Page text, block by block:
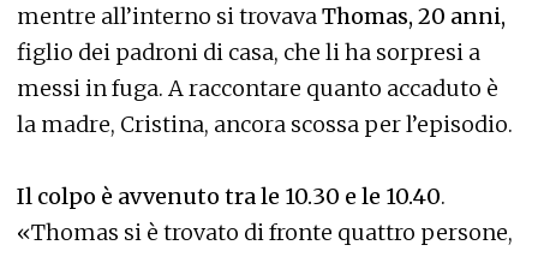
mentre all’interno si trovava Thomas, 20 anni,
figlio dei padroni di casa, che li ha sorpresi a
messi in fuga. A raccontare quanto accaduto è
la madre, Cristina, ancora scossa per l’episodio.
Il colpo è avvenuto tra le 10.30 e le 10.40.
«Thomas si è trovato di fronte quattro persone,